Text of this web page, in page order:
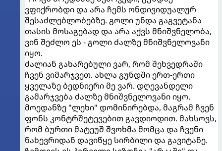
ვფიქრობდი და არა ჩემს ონდივიდუალურ
შესაძლებლობებზე. გოლი უნდა გაგვეტანა
თასის მოსაგებად და არა აქვს მნიშვნელობა,
ვინ შეძლო ეს - გოლი ძალზე მნიშვნელოვანი
იყო.
ძალიან გახარებული ვარ, რომ შეხვედრაში
ჩვენ ვიმარჯვეთ. ახლა გუნდში ერთ-ერთი
ყველაზე ბედნიერი მე ვარ. დღევანდელი
გამარჯვება ძალზე მნიშვნელოვანი იყო.
მოედანზე "ლეხი" დომინირებდა, მაგრამ ჩვენ
ფონს კონტრშეტევებით გავდიოდით. მახსოვს,
რომ ბურთი მატეუშ შვოხმა მომცა და ჩვენი
ნახევრიდან დავიწყე სირბილი და გავიტანე.